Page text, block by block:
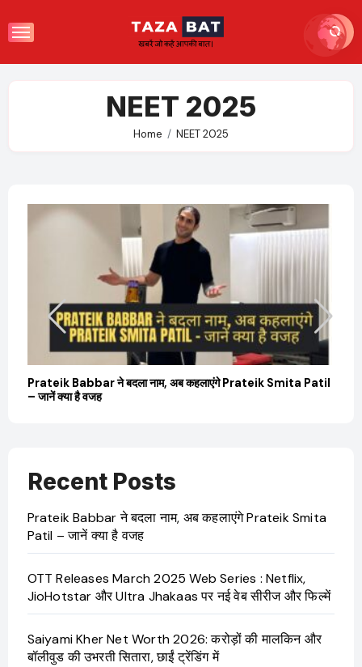
to
NEET 2025
Home NEET 2025
Prateik Babbar ने बदला नाम, अब कहलाएंगे Prateik Smita Patil
– जानें क्या है वजह
Recent Posts
Prateik Babbar ने बदला नाम, अब कहलाएंगे Prateik Smita
Patil – जानें क्या है वजह
OTT Releases March 2025 Web Series : Netflix,
JioHotstar और Ultra Jhakaas पर नई वेब सीरीज और फिल्में
Saiyami Kher Net Worth 2026: करोड़ों की मालकिन और
बॉलीवुड की उभरती सितारा, छाईं ट्रेंडिंग में